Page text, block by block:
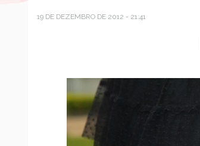
19 DE DEZEMBRO DE 2012 - 21:41